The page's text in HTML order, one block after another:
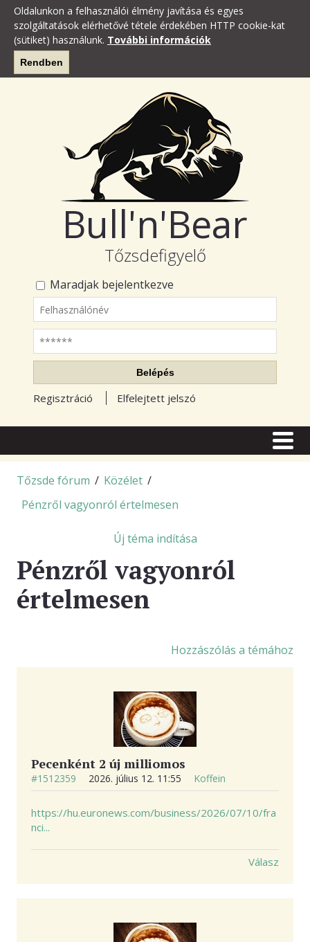
Oldalunkon a felhasználói élmény javítása és egyes
szolgáltatások elérhetővé tétele érdekében HTTP cookie-kat
(sütiket) használunk. További információk
Rendben
Bull'n'Bear
Tőzsdefigyelő
Maradjak bejelentkezve
Felhasználónév
Jelszó
Belépés
Regisztráció Elfelejtett jelszó
CIKKEK
TŐZSDE FÓRUM
RSS OLVASÓ
BLOGOK
Tőzsde fórum / Közélet /
Pénzről vagyonról értelmesen
Új téma indítása
Pénzről vagyonról
értelmesen
Hozzászólás a témához
Pecenként 2 új milliomos
#1512359 2026. július 12. 11:55 Koffein
https://hu.euronews.com/business/2026/07/10/fra
nci...
Válasz